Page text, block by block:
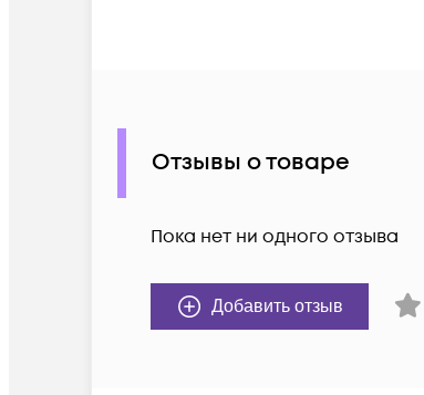
Отзывы о товаре
Пока нет ни одного отзыва
Добавить отзыв